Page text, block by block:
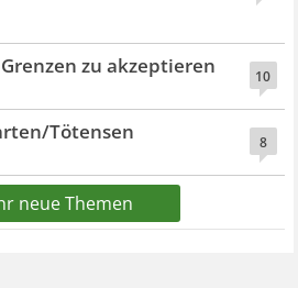
10
zu akzeptieren
8
Tötensen
neue Themen